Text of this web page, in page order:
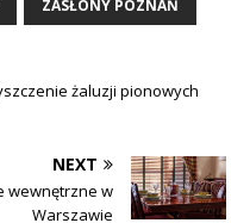
ZASŁONY POZNAŃ
żaluzji pionowych
NEXT
wewnętrzne w
Warszawie